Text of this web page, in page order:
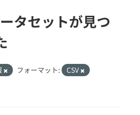
タセットが見つ
フォーマット:
CSV